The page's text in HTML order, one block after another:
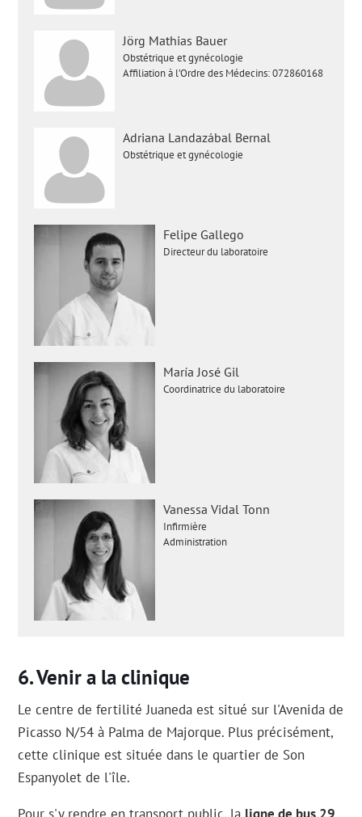
Jörg Mathias Bauer
Obstétrique et gynécologie
Affiliation à l’Ordre des Médecins: 072860168
Adriana Landazábal Bernal
Obstétrique et gynécologie
Felipe Gallego
Directeur du laboratoire
María José Gil
Coordinatrice du laboratoire
Vanessa Vidal Tonn
Infirmière
Administration
Venir a la clinique
Le centre de fertilité Juaneda est situé sur l'Avenida de
Picasso N/54 à Palma de Majorque. Plus précisément,
cette clinique est située dans le quartier de Son
Espanyolet de l'île.
Pour s'y rendre en transport public, la ligne de bus 29